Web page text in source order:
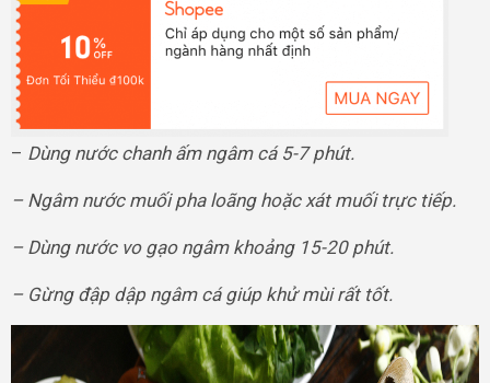
– Dùng nước chanh ấm ngâm cá 5-7 phút.
– Ngâm nước muối pha loãng hoặc xát muối trực tiếp.
– Dùng nước vo gạo ngâm khoảng 15-20 phút.
– Gừng đập dập ngâm cá giúp khử mùi rất tốt.